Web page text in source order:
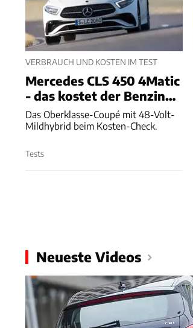
VERBRAUCH UND KOSTEN IM TEST
Mercedes CLS 450 4Matic
- das kostet der Benziner
wirklich
Das Oberklasse-Coupé mit 48-Volt-
Mildhybrid beim Kosten-Check.
Tests
Neueste Videos